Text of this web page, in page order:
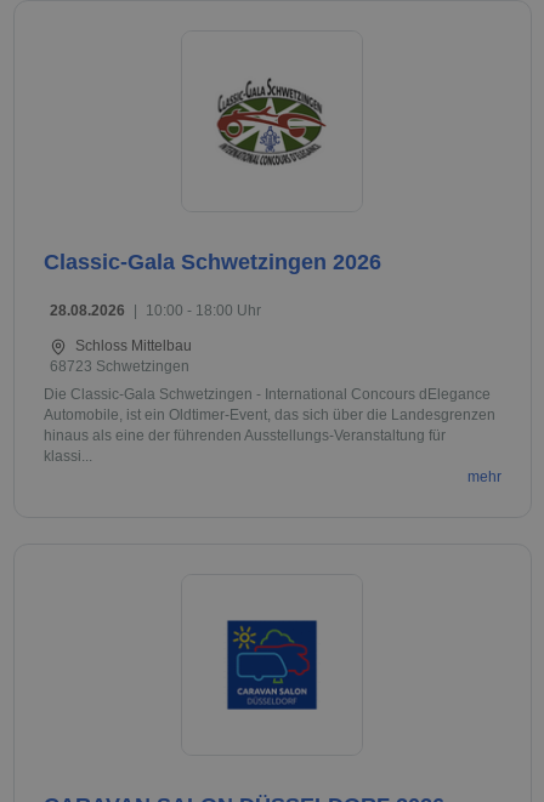
Classic-Gala Schwetzingen 2026
28.08.2026 10:00 - 18:00 Uhr
Schloss Mittelbau
68723 Schwetzingen
Die Classic-Gala Schwetzingen - International Concours dElegance
Automobile, ist ein Oldtimer-Event, das sich über die Landesgrenzen
hinaus als eine der führenden Ausstellungs-Veranstaltung für
klassi...
mehr